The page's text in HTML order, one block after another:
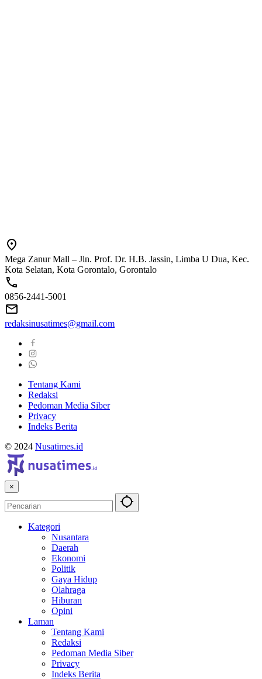
Mega Zanur Mall – Jln. Prof. Dr. H.B. Jassin, Limba U Dua, Kec.
Kota Selatan, Kota Gorontalo, Gorontalo
0856-2441-5001
redaksinusatimes@gmail.com
Tentang Kami
Redaksi
Pedoman Media Siber
Privacy
Indeks Berita
© 2024 Nusatimes.id
×
Kategori
Nusantara
Daerah
Ekonomi
Politik
Gaya Hidup
Olahraga
Hiburan
Opini
Laman
Tentang Kami
Redaksi
Pedoman Media Siber
Privacy
Indeks Berita